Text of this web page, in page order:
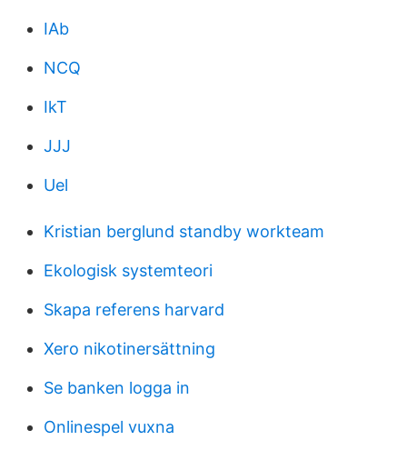
IAb
NCQ
IkT
JJJ
Uel
Kristian berglund standby workteam
Ekologisk systemteori
Skapa referens harvard
Xero nikotinersättning
Se banken logga in
Onlinespel vuxna